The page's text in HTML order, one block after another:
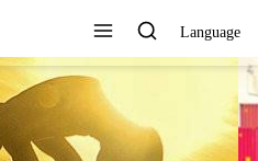
Language